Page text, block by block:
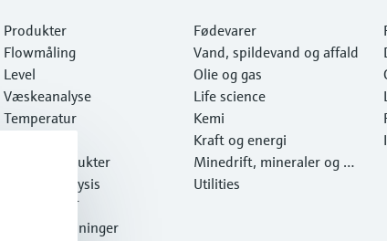
Produkter
Flowmåling
Level
Væskeanalyse
Temperatur
Systemprodukter
Optical analysis
Netilion IIoT
Softwareløsninger
Fødevarer
Vand, spildevand og affald
Olie og gas
Life science
Kemi
Kraft og energi
Minedrift, mineraler og m
etaller
Utilities